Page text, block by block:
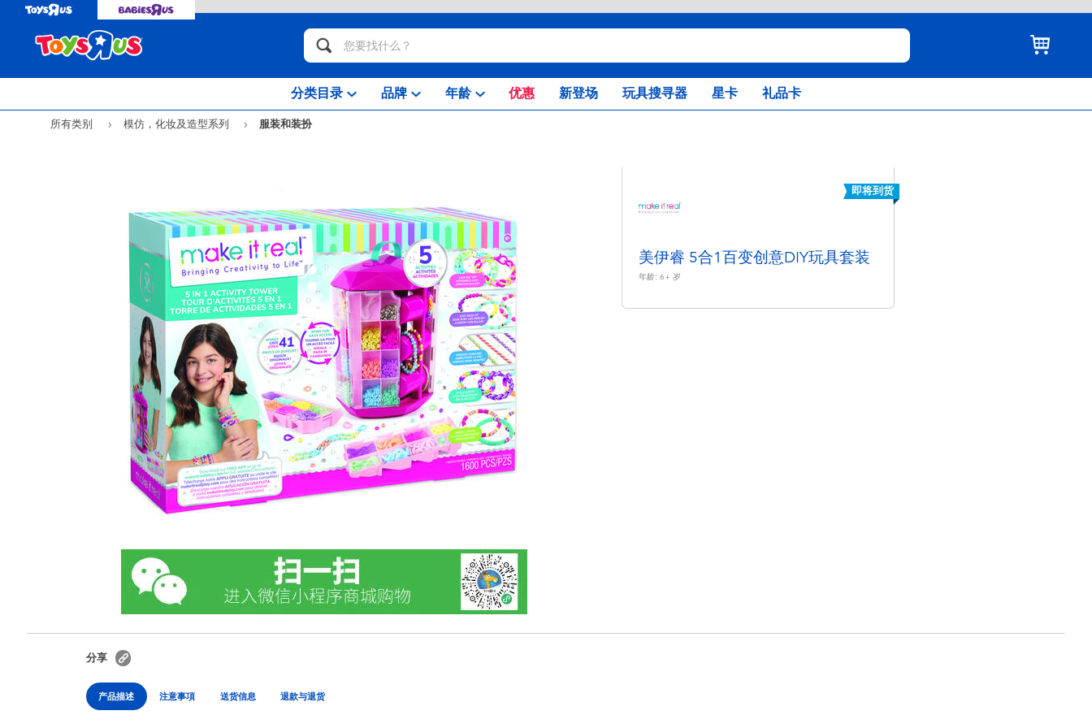
分类目录 品牌 年龄 优惠 新登场 玩具搜寻器 星卡 礼品卡
所有类别 模仿，化妆及造型系列 服装和装扮
即将到货
美伊睿 5合1百变创意DIY玩具套装
年龄: 6+ 岁
分享
产品描述 注意事項 送货信息 退款与退货